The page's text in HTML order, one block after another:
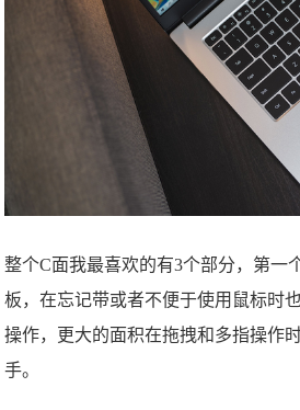
整个C面我最喜欢的有3个部分，第一
板，在忘记带或者不便于使用鼠标时
操作，更大的面积在拖拽和多指操作
手。